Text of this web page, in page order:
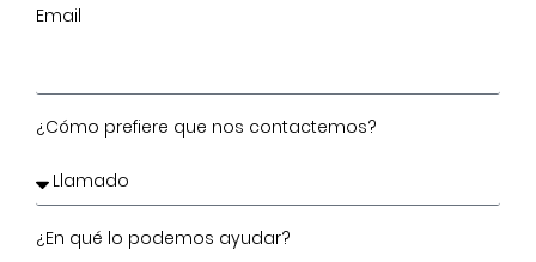
Email
¿Cómo prefiere que nos contactemos?
¿En qué lo podemos ayudar?